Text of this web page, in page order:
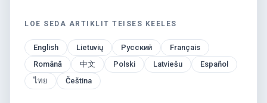
LOE SEDA ARTIKLIT TEISES KEELES
English Lietuvių Русский
Français
Română
中文 Polski Latviešu
Español
ไทย
Čeština